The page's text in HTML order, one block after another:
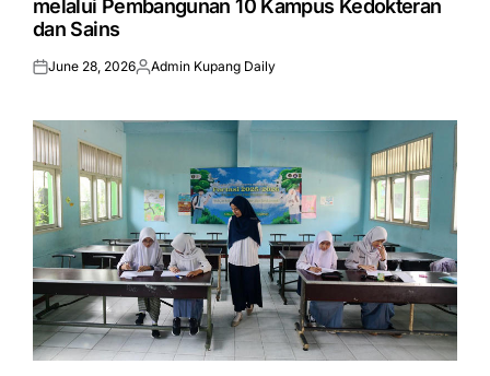
melalui Pembangunan 10 Kampus Kedokteran
dan Sains
Posted
June 28, 2026Posted
Admin Kupang Daily